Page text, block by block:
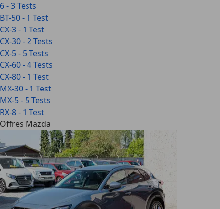
6 - 3 Tests
BT-50 - 1 Test
CX-3 - 1 Test
CX-30 - 2 Tests
CX-5 - 5 Tests
CX-60 - 4 Tests
CX-80 - 1 Test
MX-30 - 1 Test
MX-5 - 5 Tests
RX-8 - 1 Test
Offres Mazda